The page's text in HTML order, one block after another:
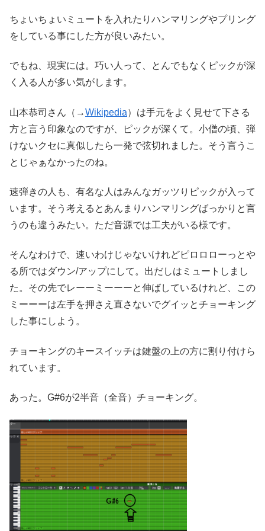
ちょいちょいミュートを入れたりハンマリングやプリング
をしている事にした方が良いみたい。
でもね、現実には。巧い人って、とんでもなくピックが深
く入る人が多い気がします。
山本恭司さん（→Wikipedia）は手元をよく見せて下さる
方と言う印象なのですが、ピックが深くて。小僧の頃、弾
けないクセに真似したら一発で弦切れました。そう言うこ
とじゃぁなかったのね。
速弾きの人も、有名な人はみんなガッツりピックが入って
います。そう考えるとあんまりハンマリングばっかりと言
うのも違うみたい。ただ音源では工夫がいる様です。
そんなわけで、速いわけじゃないけれどピロロローっとや
る所ではダウン/アップにして。出だしはミュートしまし
た。その先でレーーミーーーと伸ばしているけれど、この
ミーーーは左手を押さえ直さないでグイッとチョーキング
した事にしよう。
チョーキングのキースイッチは鍵盤の上の方に割り付けら
れています。
あった。G#6が2半音（全音）チョーキング。